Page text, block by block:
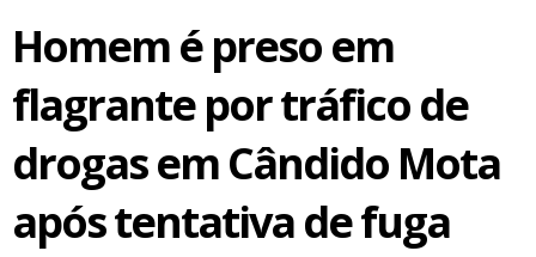
Homem é preso em
flagrante por tráfico de
drogas em Cândido Mota
após tentativa de fuga